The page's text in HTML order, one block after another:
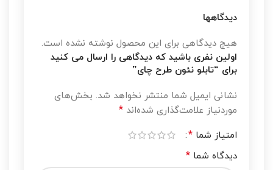
دیدگاهها
هیچ دیدگاهی برای این محصول نوشته نشده است.
اولین نفری باشید که دیدگاهی را ارسال می کنید
برای “تابلو نئون طرح چای”
نشانی ایمیل شما منتشر نخواهد شد. بخش‌های
موردنیاز علامت‌گذاری شده‌اند *
امتیاز شما *
دیدگاه شما *